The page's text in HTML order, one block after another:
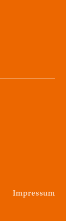
Impressum